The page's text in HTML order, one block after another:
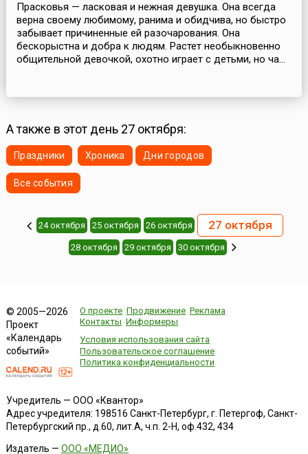
Прасковья — ласковая и нежная девушка. Она всегда
верна своему любимому, ранима и обидчива, но быстро
забывает причиненные ей разочарования. Она
бескорыстна и добра к людям. Растет необыкновенно
общительной девочкой, охотно играет с детьми, но ча...
А также в этот день 27 октября:
Праздники Хроника Дни городов
Все события
24 октября 25 октября 26 октября 27 октября
28 октября 29 октября 30 октября
© 2005—2026
Проект
«Календарь
событий»
О проекте Продвижение Реклама
Контакты Информеры
Условия использования сайта
Пользовательское соглашение
Политика конфиденциальности
Учредитель — ООО «Квантор»
Адрес учредителя: 198516 Санкт-Петербург, г. Петергоф, Санкт-
Петербургский пр., д.60, лит.А, ч.п. 2-Н, оф.432, 434
Издатель — ООО «МЕДИО»